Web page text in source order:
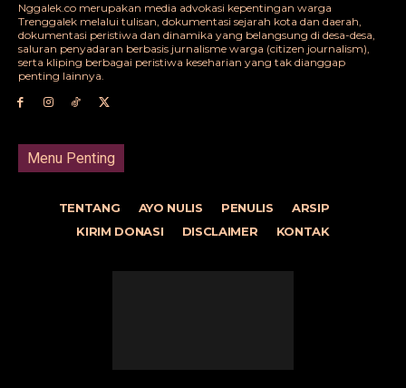
Nggalek.co merupakan media advokasi kepentingan warga
Trenggalek melalui tulisan, dokumentasi sejarah kota dan daerah,
dokumentasi peristiwa dan dinamika yang belangsung di desa-desa,
saluran penyadaran berbasis jurnalisme warga (citizen journalism),
serta kliping berbagai peristiwa keseharian yang tak dianggap
penting lainnya.
Menu Penting
TENTANG AYO NULIS PENULIS
ARSIP
KIRIM DONASI
DISCLAIMER KONTAK